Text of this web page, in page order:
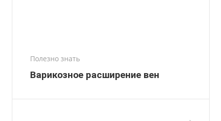
Полезно знать
Варикозное расширение вен